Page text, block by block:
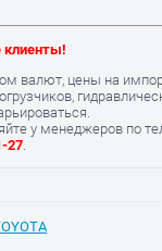
валют, цены на
у менеджеров по
27